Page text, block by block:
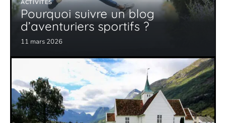
ACTIVITÉS
Pourquoi suivre un blog
d’aventuriers sportifs ?
11 mars 2026